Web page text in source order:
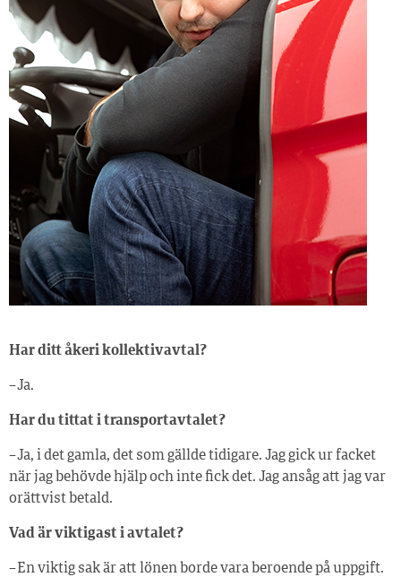
Har ditt åkeri kollektivavtal?
– Ja.
Har du tittat i transportavtalet?
– Ja, i det gamla, det som gällde tidigare. Jag gick ur facket
när jag behövde hjälp och inte fick det. Jag ansåg att jag var
orättvist betald.
Vad är viktigast i avtalet?
– En viktig sak är att lönen borde vara beroende på uppgift.